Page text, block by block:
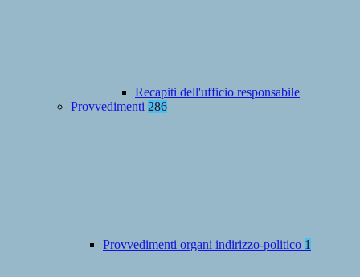
Recapiti dell'ufficio responsabile
Provvedimenti 286
Provvedimenti organi indirizzo-politico 1